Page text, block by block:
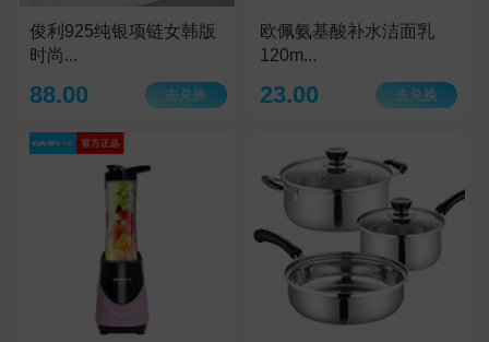
俊利925纯银项链女韩版
时尚...
88.00 去兑换
欧佩氨基酸补水洁面乳
120m...
23.00 去兑换